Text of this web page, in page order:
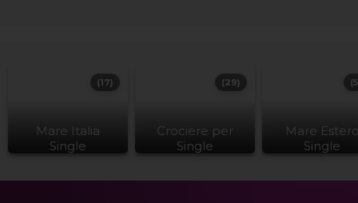
Mare Italia
Single
(17)
Crociere per
Single
(29)
Mare
Single